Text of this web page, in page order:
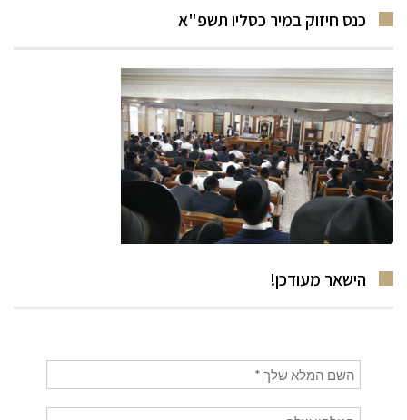
כנס חיזוק במיר כסליו תשפ"א
הישאר מעודכן!